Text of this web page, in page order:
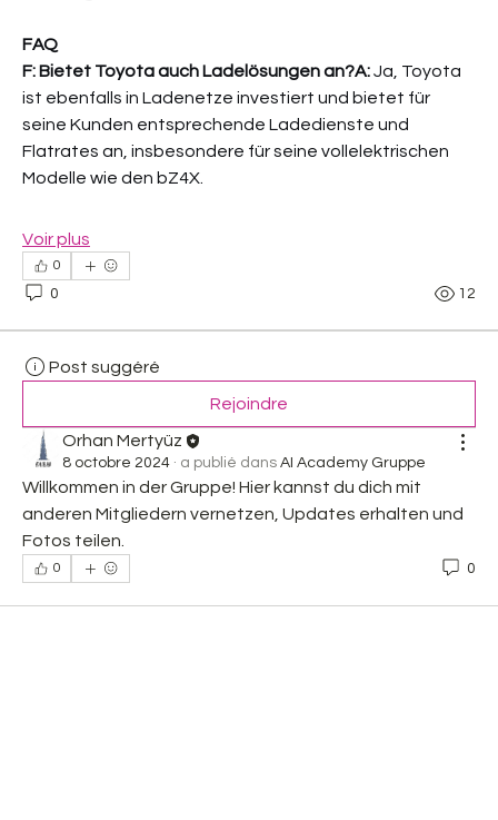
FAQ
F: Bietet Toyota auch Ladelösungen an?A: Ja, Toyota
ist ebenfalls in Ladenetze investiert und bietet für
seine Kunden entsprechende Ladedienste und
Flatrates an, insbesondere für seine vollelektrischen
Modelle wie den bZ4X.
Voir plus
0
0 12
Post suggéré
Rejoindre
Orhan Mertyüz
8 octobre 2024 · a publié dans AI Academy Gruppe
Willkommen in der Gruppe! Hier kannst du dich mit
anderen Mitgliedern vernetzen, Updates erhalten und
Fotos teilen.
0 0